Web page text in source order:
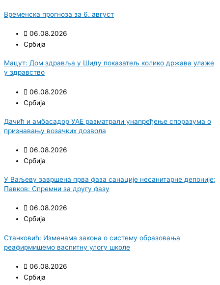
Временска прогноза за 6. август
06.08.2026
Србија
Мацут: Дом здравља у Шиду показатељ колико држава улаже
у здравство
06.08.2026
Србија
Дачић и амбасадор УАЕ разматрали унапређење споразума о
признавању возачких дозвола
06.08.2026
Србија
У Ваљеву завршена прва фаза санације несанитарне депоније;
Павков: Спремни за другу фазу
06.08.2026
Србија
Станковић: Изменама закона о систему образовања
реафирмишемо васпитну улогу школе
06.08.2026
Србија